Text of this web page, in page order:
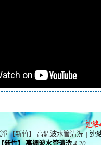
連絡
【新竹】 高週波水管清洗 | 連